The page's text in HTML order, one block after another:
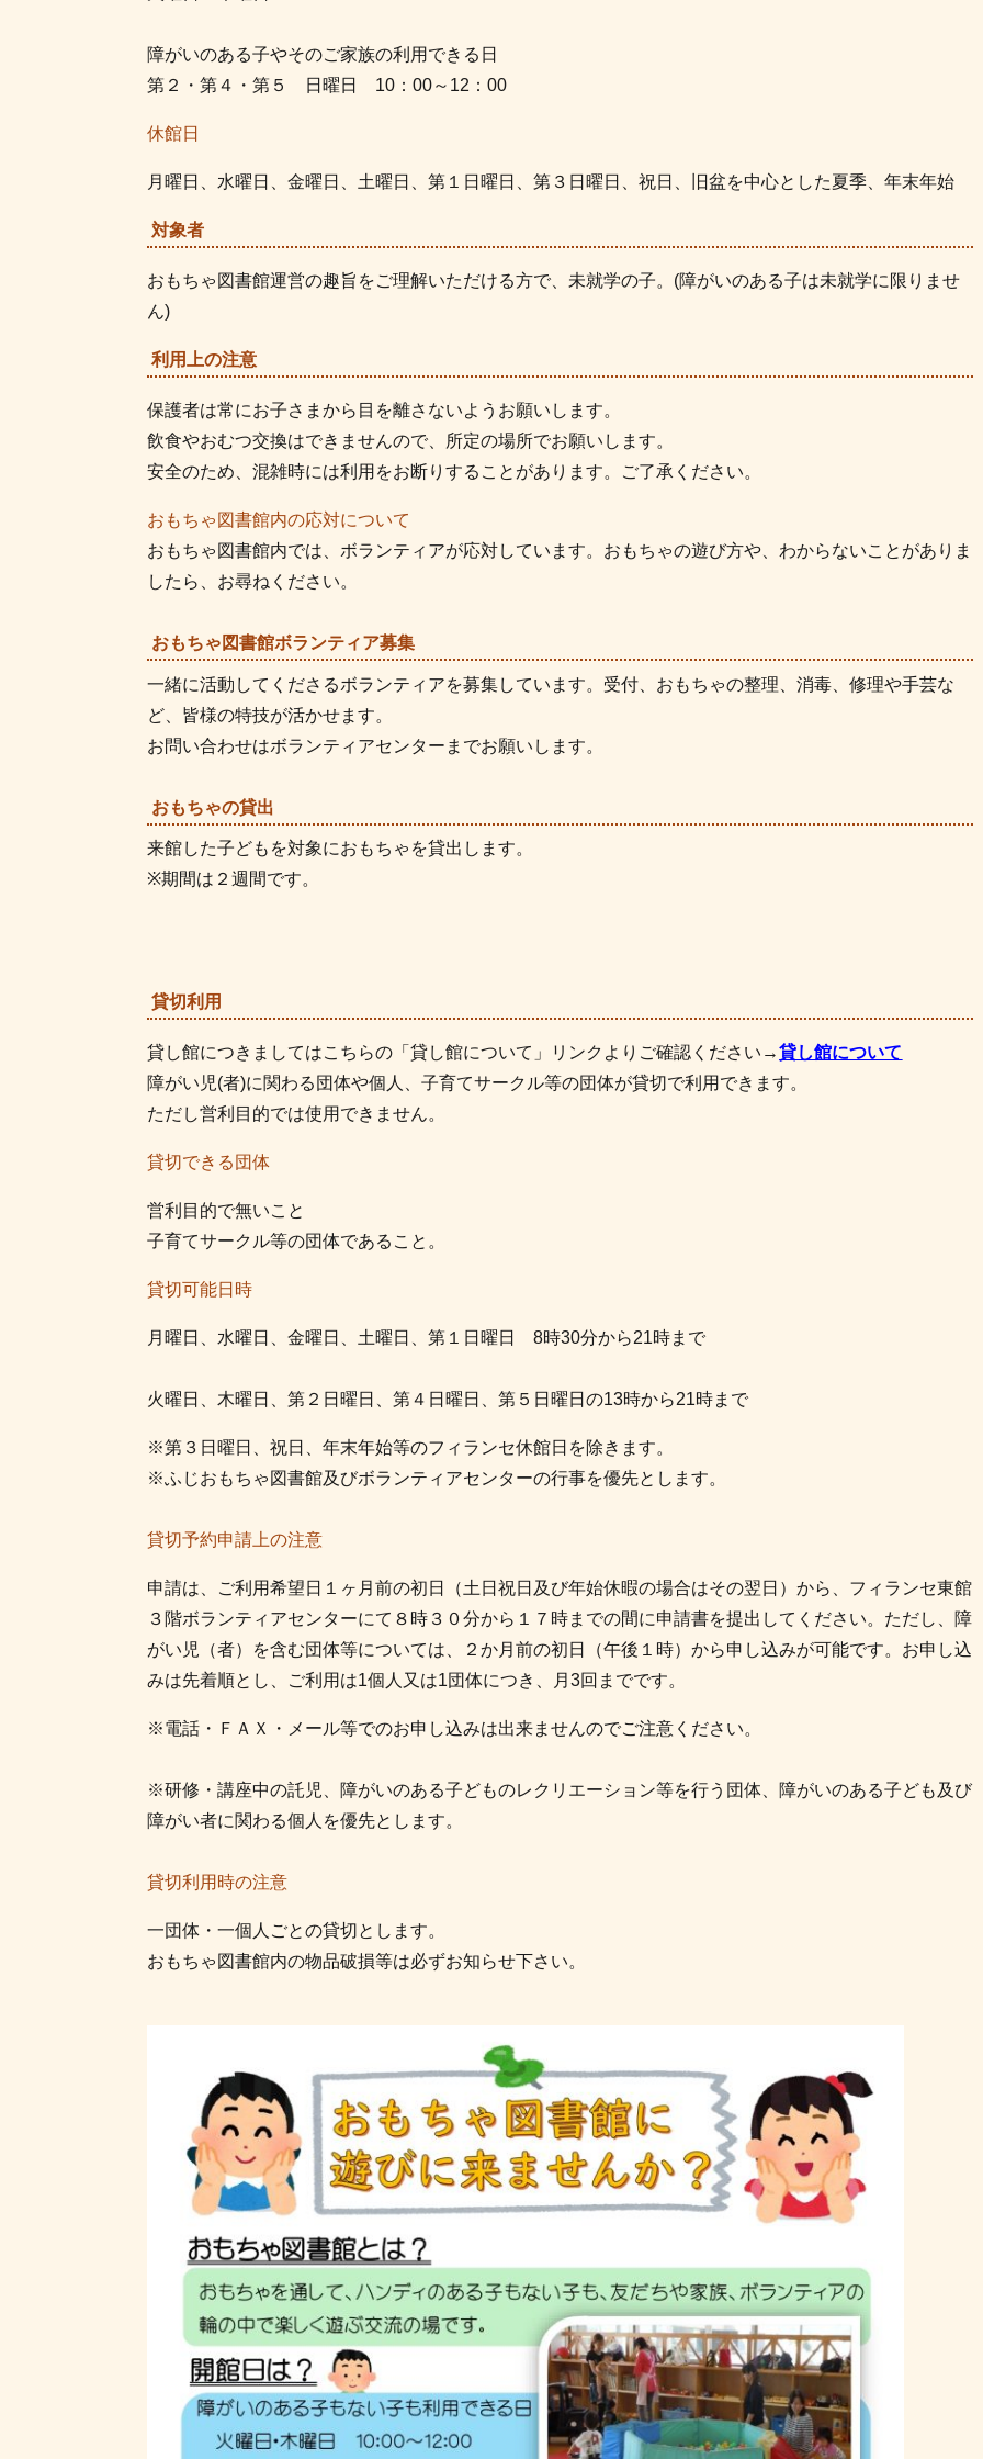
障がいのある子やそのご家族の利用できる日
第２・第４・第５ 日曜日 10：00～12：00
休館日
月曜日、水曜日、金曜日、土曜日、第１日曜日、第３日曜日、祝日、旧盆を中心とした夏季、年末年始
対象者
おもちゃ図書館運営の趣旨をご理解いただける方で、未就学の子。(障がいのある子は未就学に限りませ
ん)
利用上の注意
保護者は常にお子さまから目を離さないようお願いします。
飲食やおむつ交換はできませんので、所定の場所でお願いします。
安全のため、混雑時には利用をお断りすることがあります。ご了承ください。
おもちゃ図書館内の応対について
おもちゃ図書館内では、ボランティアが応対しています。おもちゃの遊び方や、わからないことがありま
したら、お尋ねください。
おもちゃ図書館ボランティア募集
一緒に活動してくださるボランティアを募集しています。受付、おもちゃの整理、消毒、修理や手芸な
ど、皆様の特技が活かせます。
お問い合わせはボランティアセンターまでお願いします。
おもちゃの貸出
来館した子どもを対象におもちゃを貸出します。
※期間は２週間です。
貸切利用
貸し館につきましてはこちらの「貸し館について」リンクよりご確認ください→貸し館について
障がい児(者)に関わる団体や個人、子育てサークル等の団体が貸切で利用できます。
ただし営利目的では使用できません。
貸切できる団体
営利目的で無いこと
子育てサークル等の団体であること。
貸切可能日時
月曜日、水曜日、金曜日、土曜日、第１日曜日 8時30分から21時まで
火曜日、木曜日、第２日曜日、第４日曜日、第５日曜日の13時から21時まで
※第３日曜日、祝日、年末年始等のフィランセ休館日を除きます。
※ふじおもちゃ図書館及びボランティアセンターの行事を優先とします。
貸切予約申請上の注意
申請は、ご利用希望日１ヶ月前の初日（土日祝日及び年始休暇の場合はその翌日）から、フィランセ東館
３階ボランティアセンターにて８時３０分から１７時までの間に申請書を提出してください。ただし、障
がい児（者）を含む団体等については、２か月前の初日（午後１時）から申し込みが可能です。お申し込
みは先着順とし、ご利用は1個人又は1団体につき、月3回までです。
※電話・ＦＡＸ・メール等でのお申し込みは出来ませんのでご注意ください。
※研修・講座中の託児、障がいのある子どものレクリエーション等を行う団体、障がいのある子ども及び
障がい者に関わる個人を優先とします。
貸切利用時の注意
一団体・一個人ごとの貸切とします。
おもちゃ図書館内の物品破損等は必ずお知らせ下さい。